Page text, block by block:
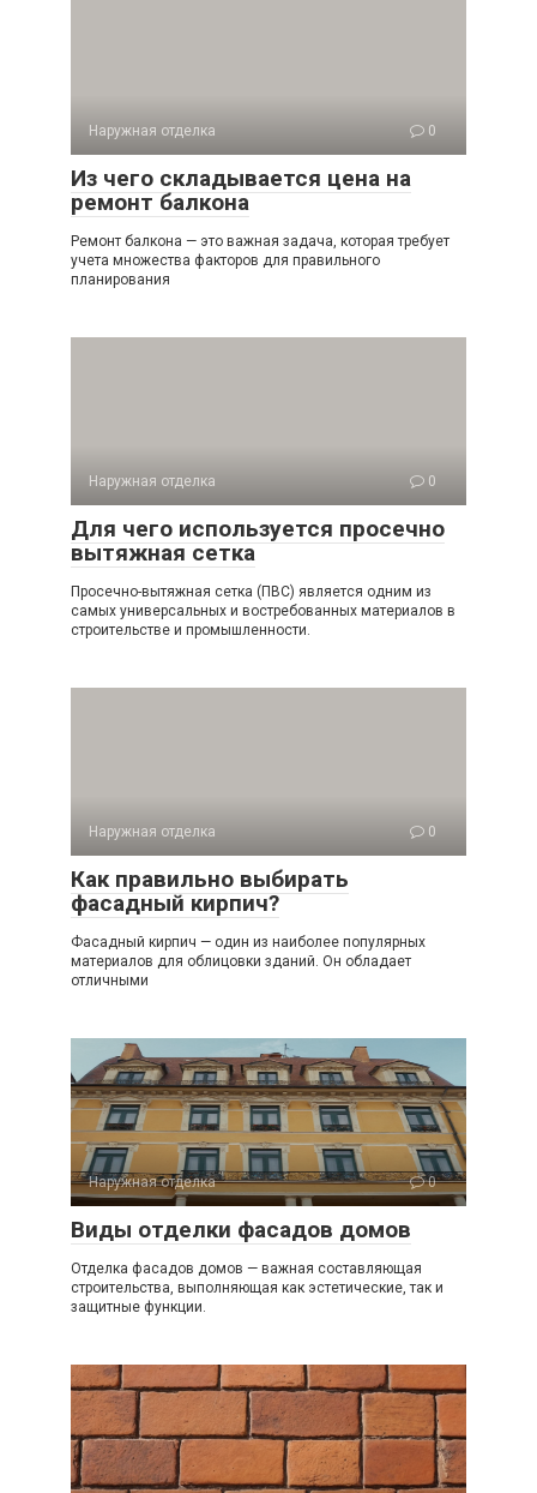
Наружная отделка 0
Из чего складывается цена на
ремонт балкона
Ремонт балкона — это важная задача, которая требует
учета множества факторов для правильного
планирования
Наружная отделка 0
Для чего используется просечно
вытяжная сетка
Просечно-вытяжная сетка (ПВС) является одним из
самых универсальных и востребованных материалов в
строительстве и промышленности.
Наружная отделка 0
Как правильно выбирать
фасадный кирпич?
Фасадный кирпич — один из наиболее популярных
материалов для облицовки зданий. Он обладает
отличными
Наружная отделка 0
Виды отделки фасадов домов
Отделка фасадов домов — важная составляющая
строительства, выполняющая как эстетические, так и
защитные функции.